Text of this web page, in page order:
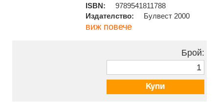
ISBN:
9789541811788
Издателство:
Булвест 2000
виж повече
Брой:
Купи